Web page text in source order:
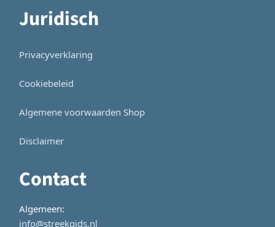
Juridisch
Privacyverklaring
Cookiebeleid
Algemene voorwaarden Shop
Disclaimer
Contact
Algemeen:
info@streekgids.nl